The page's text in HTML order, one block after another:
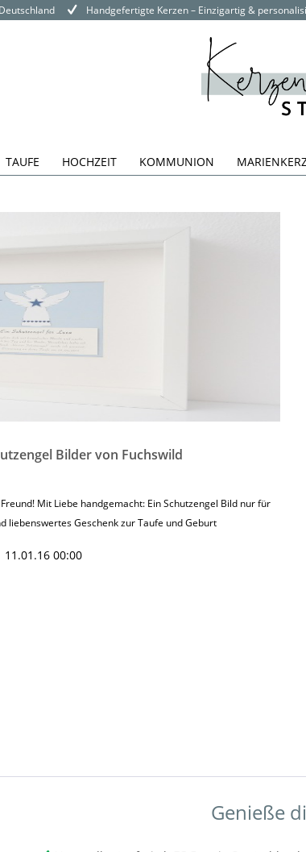
Handgefertigte Kerzen – Einzigartig &
TAUFE HOCHZEIT KOMMUNION
Bilder von Fuchswild
Mit Liebe handgemacht: Ein Schutzengel Bild nur für
liebenswertes Geschenk zur Taufe und Geburt
11.01.16 00:00
Genieße